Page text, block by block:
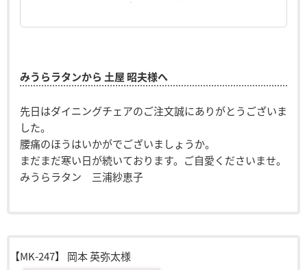
みうらラタンから 土屋 昭夫様へ
先日はダイニングチェアのご注文誠にありがとうございま
した。
腰痛のほうはいかがでございましょうか。
まだまだ寒い日が続いております。ご自愛くださいませ。
みうらラタン 三浦紗恵子
【MK-247】 岡本 英弥太様